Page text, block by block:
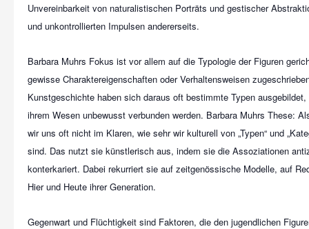
Unvereinbarkeit von naturalistischen Porträts und gestischer
und unkontrollierten Impulsen andererseits.
Barbara Muhrs Fokus ist vor allem auf die Typologie der Figuren
gewisse Charaktereigenschaften oder Verhaltensweisen
Kunstgeschichte haben sich daraus oft bestimmte Typen
ihrem Wesen unbewusst verbunden werden. Barbara Muhrs These:
wir uns oft nicht im Klaren, wie sehr wir kulturell von „Typen“ und
sind. Das nutzt sie künstlerisch aus, indem sie die Assoziationen
konterkariert. Dabei rekurriert sie auf zeitgenössische Modelle, auf
Hier und Heute ihrer Generation.
Gegenwart und Flüchtigkeit sind Faktoren, die den jugendlichen